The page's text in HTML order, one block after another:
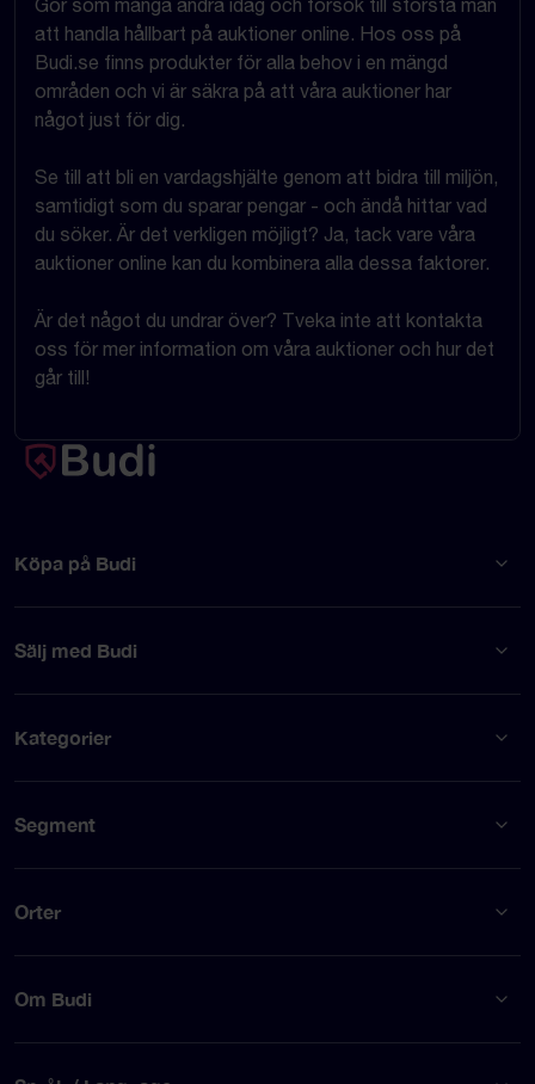
Gör som många andra idag och försök till största mån
att handla hållbart på auktioner online. Hos oss på
Budi.se finns produkter för alla behov i en mängd
områden och vi är säkra på att våra auktioner har
något just för dig.
Se till att bli en vardagshjälte genom att bidra till miljön,
samtidigt som du sparar pengar - och ändå hittar vad
du söker. Är det verkligen möjligt? Ja, tack vare våra
auktioner online kan du kombinera alla dessa faktorer.
Är det något du undrar över? Tveka inte att kontakta
oss för mer information om våra auktioner och hur det
går till!
Köpa på Budi
Sälj med Budi
Kategorier
Segment
Orter
Om Budi